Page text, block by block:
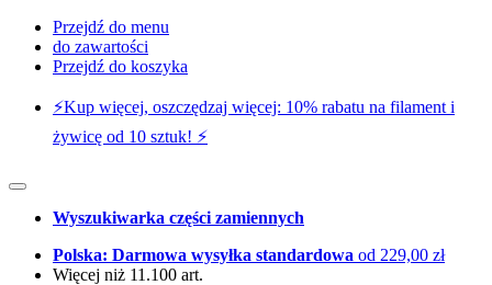
Przejdź do menu
do zawartości
Przejdź do koszyka
⚡️Kup więcej, oszczędzaj więcej: 10% rabatu na filament i
żywicę od 10 sztuk! ⚡️
Wyszukiwarka części zamiennych
Polska: Darmowa wysyłka standardowa od 229,00 zł
Więcej niż 11.100 art.